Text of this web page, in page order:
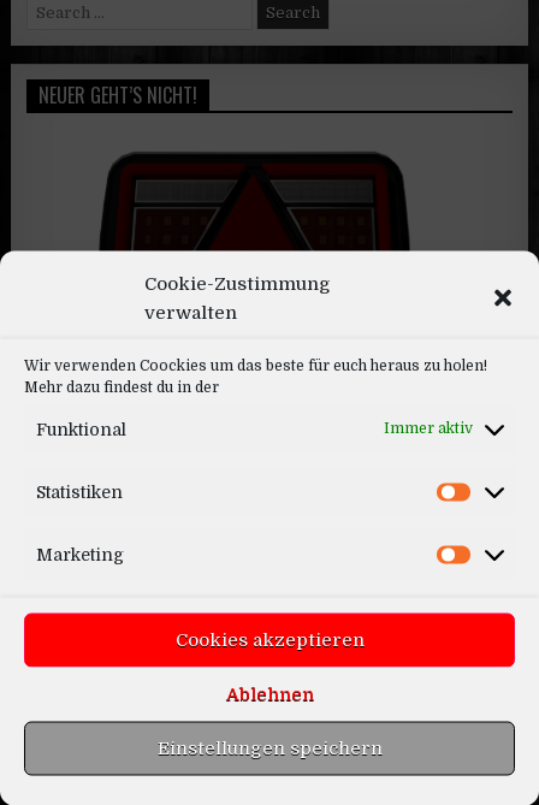
Cookie-Zustimmung
verwalten
Wir verwenden Coockies um das beste für euch heraus zu holen!
Mehr dazu findest du in der
Funktional Immer aktiv
Statistiken
Marketing
Cookies akzeptieren
Ablehnen
Einstellungen speichern
Search
NEUER GEHT’S NICHT!
Aspoeck MultiLED 4